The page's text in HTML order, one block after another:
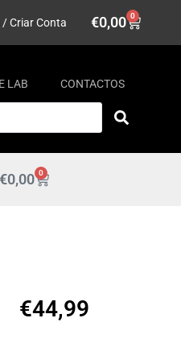
/ Criar Conta €0,00 0
LAB CONTACTOS
€0,00 0
€44,99